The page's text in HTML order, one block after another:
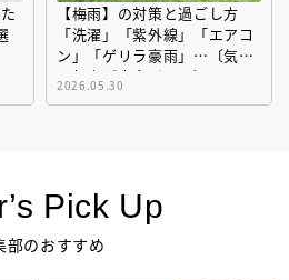
【梅雨】の対策と過ごし方
「洗濯」「紫外線」「エアコ
ン」「ゲリラ豪雨」…〔気象
予報士が完全ガイド〕
2026.05.30
Pick Up
部のおすすめ